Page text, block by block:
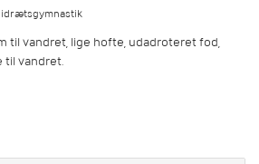
til vandret, lige hofte, udadroteret fod,
til vandret.